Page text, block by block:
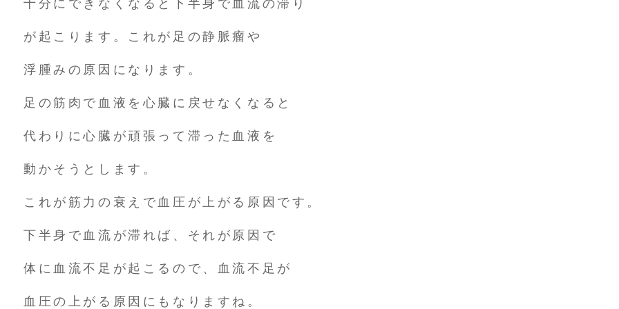
十分にできなくなると下半身で血流の滞り
が起こります。これが足の静脈瘤や
浮腫みの原因になります。
足の筋肉で血液を心臓に戻せなくなると
代わりに心臓が頑張って滞った血液を
動かそうとします。
これが筋力の衰えで血圧が上がる原因です。
下半身で血流が滞れば、それが原因で
体に血流不足が起こるので、血流不足が
血圧の上がる原因にもなりますね。